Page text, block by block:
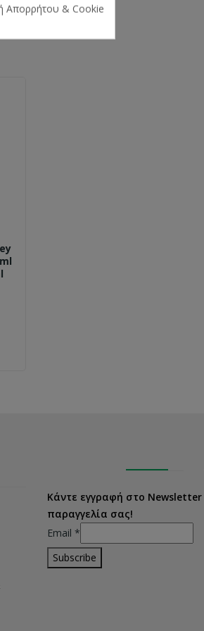
Κάντε εγγραφή στο
παραγγελία σας!
Email *
Απορρήτου & Cookie